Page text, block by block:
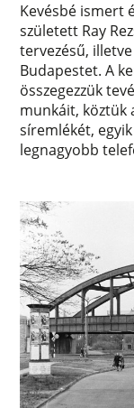
Kevésbé ismert
született Ray
tervezésű,
Budapestet. A
összegezzük
munkáit, köztük
síremlékét,
legnagyobb